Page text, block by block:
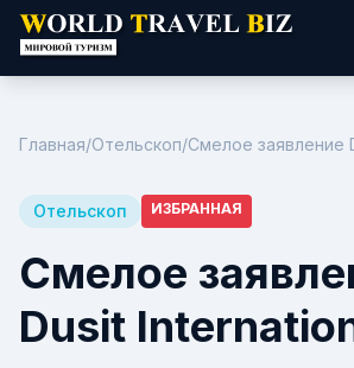
Главная/Отельскоп/Смелое заявление
Отельскоп ИЗБРАННАЯ
Смелое
Dusit